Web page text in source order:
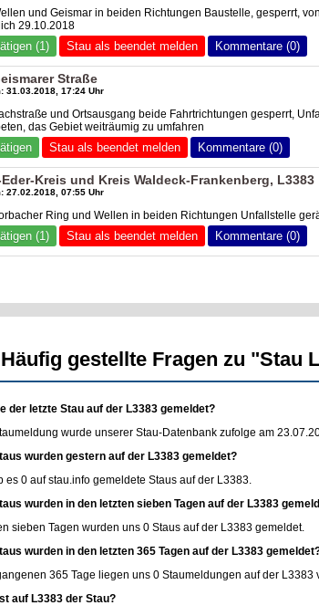
und Geismar in beiden Richtungen Baustelle, gesperrt,
29.10.2018
(1) Stau als beendet melden Kommentare (0)
Straße
31.03.2018, 17:24 Uhr
und Ortsausgang beide Fahrtrichtungen gesperrt,
das Gebiet weiträumig zu umfahren
Stau als beendet melden Kommentare (0)
Kreis und Kreis Waldeck-Frankenberg, L3383
27.02.2018, 07:55 Uhr
Ring und Wellen in beiden Richtungen Unfallstelle
(1) Stau als beendet melden Kommentare (0)
gestellte Fragen zu "Stau
der letzte Stau auf der L3383 gemeldet?
wurde unserer Stau-Datenbank zufolge am
wurden gestern auf der L3383 gemeldet?
es 0 aufstau.info gemeldete Staus auf der L3383.
wurden in den letzten sieben Tagen auf der L3383
sieben Tagen wurden uns 0 Staus auf der L3383 gemeldet.
wurden in den letzten 365 Tagen auf der L3383
365 Tage liegen uns 0 Staumeldungen auf der L3383
auf L3383 der Stau?